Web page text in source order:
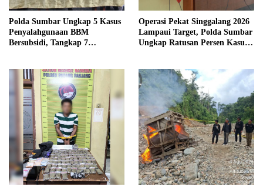
Polda Sumbar Ungkap 5 Kasus
Penyalahgunaan BBM
Bersubsidi, Tangkap 7
Operasi Pekat Singgalang 2026
Lampaui Target, Polda Sumbar
Ungkap Ratusan Persen Kasus